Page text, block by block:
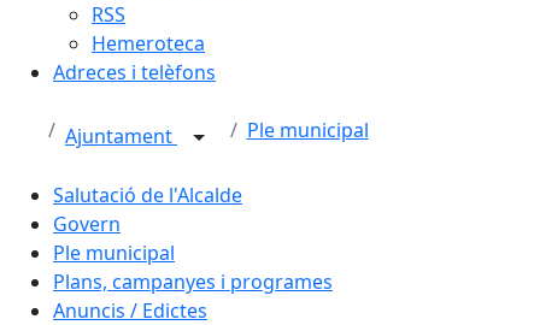
RSS
Hemeroteca
Adreces i telèfons
Ajuntament Ple municipal
Salutació de l'Alcalde
Govern
Ple municipal
Plans, campanyes i programes
Anuncis / Edictes